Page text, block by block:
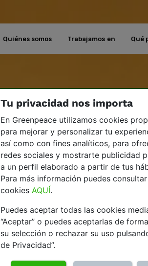
Quiénes somos Trabajamos en Qué
Tu privacidad nos importa
En Greenpeace utilizamos cookies
para mejorar y personalizar tu
así como con fines analíticos, para
redes sociales y mostrarte publicidad
a un perfil elaborado a partir de tus
Para más información puedes
cookies AQUÍ.
Puedes aceptar todas las cookies
“Aceptar” o puedes aceptarlas de
su selección o rechazar su uso
de Privacidad”.